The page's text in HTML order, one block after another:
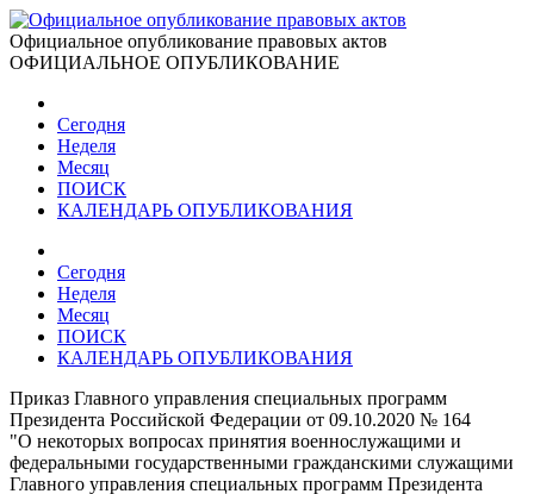
Официальное опубликование правовых актов
ОФИЦИАЛЬНОЕ ОПУБЛИКОВАНИЕ
Сегодня
Неделя
Месяц
ПОИСК
КАЛЕНДАРЬ ОПУБЛИКОВАНИЯ
Сегодня
Неделя
Месяц
ПОИСК
КАЛЕНДАРЬ ОПУБЛИКОВАНИЯ
Приказ Главного управления специальных программ
Президента Российской Федерации от 09.10.2020 № 164
"О некоторых вопросах принятия военнослужащими и
федеральными государственными гражданскими служащими
Главного управления специальных программ Президента